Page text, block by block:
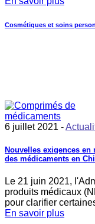
Cosmétiques et soins
6 juillet 2021 -
Nouvelles exigences
des médicaments en
Le 21 juin 2021,
produits médicaux
pour clarifier
En savoir plus